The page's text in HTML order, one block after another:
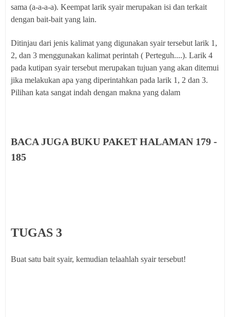
sama (a-a-a-a). Keempat larik syair merupakan isi dan terkait
dengan bait-bait yang lain.
Ditinjau dari jenis kalimat yang digunakan syair tersebut larik 1,
2, dan 3 menggunakan kalimat perintah ( Perteguh....). Larik 4
pada kutipan syair tersebut merupakan tujuan yang akan ditemui
jika melakukan apa yang diperintahkan pada larik 1, 2 dan 3.
Pilihan kata sangat indah dengan makna yang dalam
BACA JUGA BUKU PAKET HALAMAN 179 -
185
TUGAS 3
Buat satu bait syair, kemudian telaahlah syair tersebut!